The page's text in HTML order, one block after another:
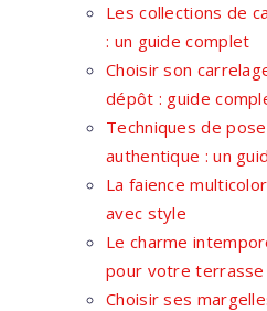
Les collections de
: un guide complet
Choisir son
dépôt : guide
Techniques de
authentique : un
La faience
avec style
Le charme
pour votre terrasse
Choisir ses